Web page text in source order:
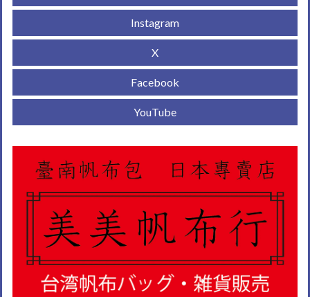
Instagram
X
Facebook
YouTube